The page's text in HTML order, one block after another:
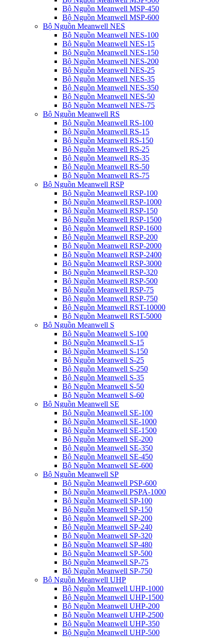
Bộ Nguồn Meanwell MSP-450
Bộ Nguồn Meanwell MSP-600
Bộ Nguồn Meanwell NES
Bộ Nguồn Meanwell NES-100
Bộ Nguồn Meanwell NES-15
Bộ Nguồn Meanwell NES-150
Bộ Nguồn Meanwell NES-200
Bộ Nguồn Meanwell NES-25
Bộ Nguồn Meanwell NES-35
Bộ Nguồn Meanwell NES-350
Bộ Nguồn Meanwell NES-50
Bộ Nguồn Meanwell NES-75
Bộ Nguồn Meanwell RS
Bộ Nguồn Meanwell RS-100
Bộ Nguồn Meanwell RS-15
Bộ Nguồn Meanwell RS-150
Bộ Nguồn Meanwell RS-25
Bộ Nguồn Meanwell RS-35
Bộ Nguồn Meanwell RS-50
Bộ Nguồn Meanwell RS-75
Bộ Nguồn Meanwell RSP
Bộ Nguồn Meanwell RSP-100
Bộ Nguồn Meanwell RSP-1000
Bộ Nguồn Meanwell RSP-150
Bộ Nguồn Meanwell RSP-1500
Bộ Nguồn Meanwell RSP-1600
Bộ Nguồn Meanwell RSP-200
Bộ Nguồn Meanwell RSP-2000
Bộ Nguồn Meanwell RSP-2400
Bộ Nguồn Meanwell RSP-3000
Bộ Nguồn Meanwell RSP-320
Bộ Nguồn Meanwell RSP-500
Bộ Nguồn Meanwell RSP-75
Bộ Nguồn Meanwell RSP-750
Bộ Nguồn Meanwell RST-10000
Bộ Nguồn Meanwell RST-5000
Bộ Nguồn Meanwell S
Bộ Nguồn Meanwell S-100
Bộ Nguồn Meanwell S-15
Bộ Nguồn Meanwell S-150
Bộ Nguồn Meanwell S-25
Bộ Nguồn Meanwell S-250
Bộ Nguồn Meanwell S-35
Bộ Nguồn Meanwell S-50
Bộ Nguồn Meanwell S-60
Bộ Nguồn Meanwell SE
Bộ Nguồn Meanwell SE-100
Bộ Nguồn Meanwell SE-1000
Bộ Nguồn Meanwell SE-1500
Bộ Nguồn Meanwell SE-200
Bộ Nguồn Meanwell SE-350
Bộ Nguồn Meanwell SE-450
Bộ Nguồn Meanwell SE-600
Bộ Nguồn Meanwell SP
Bộ Nguồn Meanwell PSP-600
Bộ Nguồn Meanwell PSPA-1000
Bộ Nguồn Meanwell SP-100
Bộ Nguồn Meanwell SP-150
Bộ Nguồn Meanwell SP-200
Bộ Nguồn Meanwell SP-240
Bộ Nguồn Meanwell SP-320
Bộ Nguồn Meanwell SP-480
Bộ Nguồn Meanwell SP-500
Bộ Nguồn Meanwell SP-75
Bộ Nguồn Meanwell SP-750
Bộ Nguồn Meanwell UHP
Bộ Nguồn Meanwell UHP-1000
Bộ Nguồn Meanwell UHP-1500
Bộ Nguồn Meanwell UHP-200
Bộ Nguồn Meanwell UHP-2500
Bộ Nguồn Meanwell UHP-350
Bộ Nguồn Meanwell UHP-500